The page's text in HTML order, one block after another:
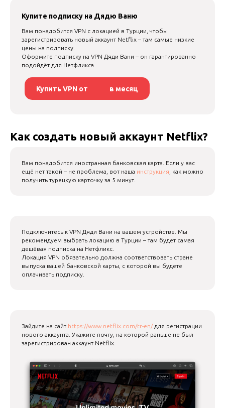
Купите подписку на Дядю Ваню
Вам понадобится VPN с локацией в Турции, чтобы
зарегистрировать новый аккаунт Netflix – там самые низкие
цены на подписку.
Оформите подписку на VPN Дяди Вани – он гарантированно
подойдёт для Нетфликса.
Купить VPN от в месяц
Как создать новый аккаунт Netflix?
Вам понадобится иностранная банковская карта. Если у вас
ещё нет такой – не проблема, вот наша инструкция , как можно
получить турецкую карточку за 5 минут.
Подключитесь к VPN Дяди Вани на вашем устройстве. Мы
рекомендуем выбрать локацию в Турции – там будет самая
дешёвая подписка на Нетфликс.
Локация VPN обязательно должна соответствовать стране
выпуска вашей банковской карты, с которой вы будете
оплачивать подписку.
Зайдите на сайт https://www.netflix.com/tr-en/для регистрации
нового аккаунта. Укажите почту, на которой раньше не был
зарегистрирован аккаунт Netflix.